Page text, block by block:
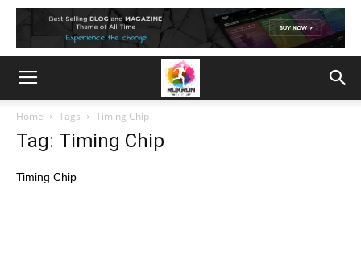
Home Tags Timing Chip
Tag: Timing Chip
Timing Chip